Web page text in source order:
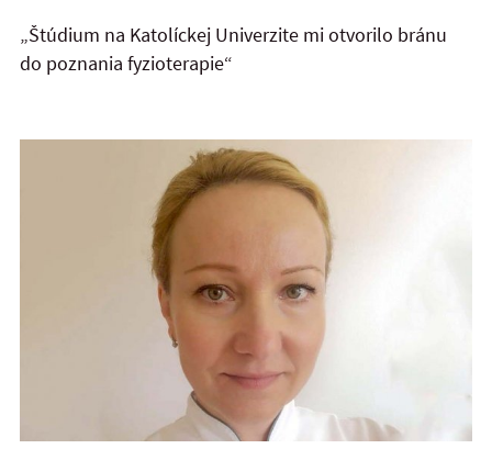
„Štúdium na Katolíckej Univerzite mi otvorilo bránu
do poznania fyzioterapie“